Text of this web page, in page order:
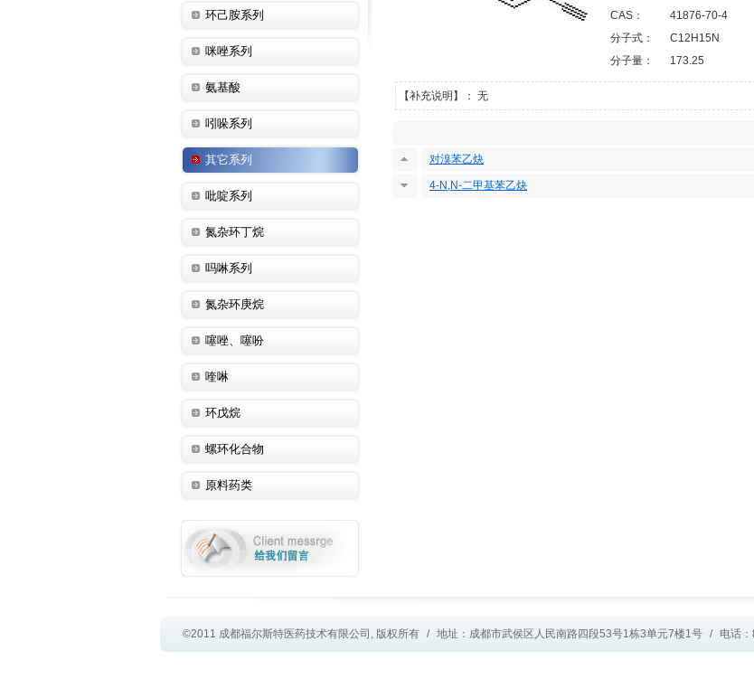
环己胺系列
咪唑系列
氨基酸
吲哚系列
其它系列
吡啶系列
氮杂环丁烷
吗啉系列
氮杂环庚烷
噻唑、噻吩
喹啉
环戊烷
螺环化合物
原料药类
CAS：
41876-70-4
分子式：
C12H15N
分子量：
173.25
【补充说明】： 无
对溴苯乙炔
4-N,N-二甲基苯乙炔
©2011 成都福尔斯特医药技术有限公司, 版权所有 / 地址：成都市武侯区人民南路四段53号1栋3单元7楼1号 / 电话